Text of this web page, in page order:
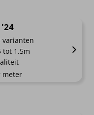
varianten
tot 1.5m
€9.95 tot €21.95
meter